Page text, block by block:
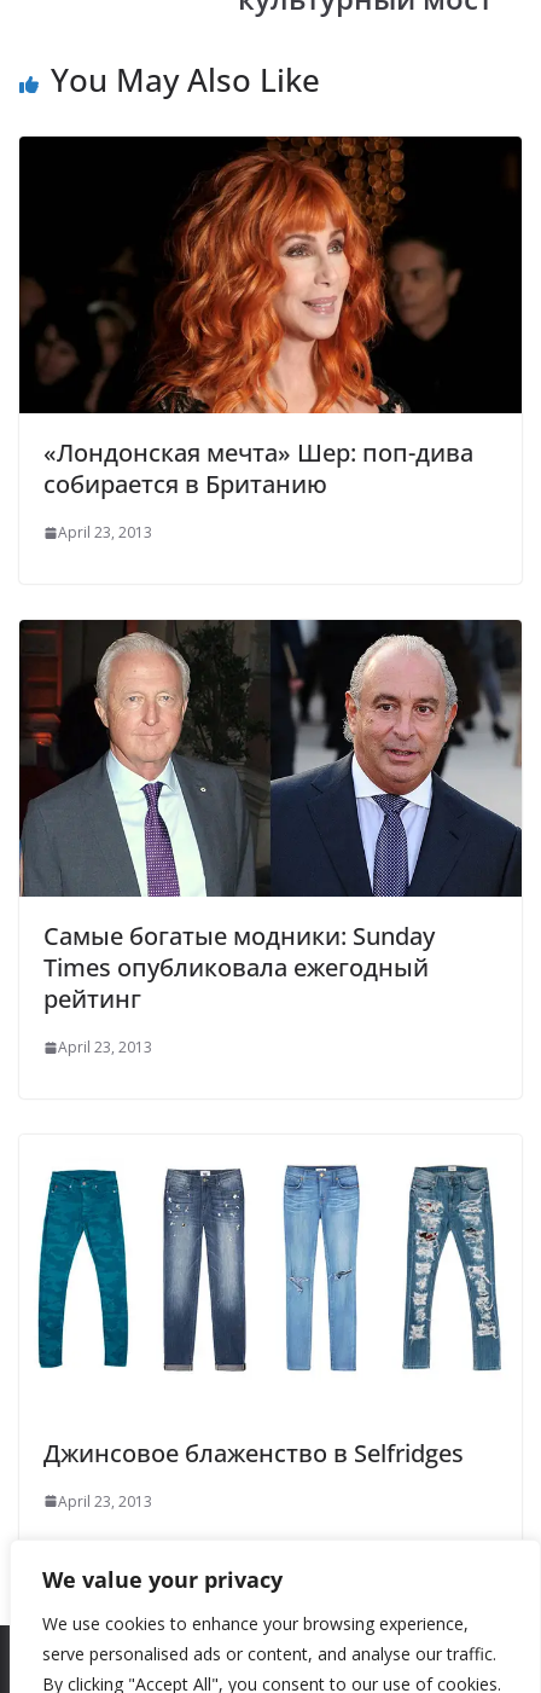
We value your privacy
We use cookies to enhance your browsing experience,
serve personalised ads or content, and analyse our traffic.
By clicking "Accept All", you consent to our use of cookies.
You May Also Like
«Лондонская мечта» Шер: поп-дива
собирается в Британию
April 23, 2013
Самые богатые модники: Sunday
Times опубликовала ежегодный
рейтинг
April 23, 2013
Джинсовое блаженство в Selfridges
April 23, 2013